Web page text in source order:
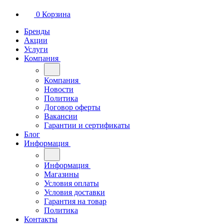
0 Корзина
Бренды
Акции
Услуги
Компания
Компания
Новости
Политика
Договор оферты
Вакансии
Гарантии и сертификаты
Блог
Информация
Информация
Магазины
Условия оплаты
Условия доставки
Гарантия на товар
Политика
Контакты